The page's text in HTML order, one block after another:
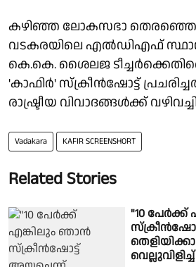
കഴിഞ്ഞ ലോകസഭാ
വടകരയിലെ എൽഡിഎഫ്
കെ.കെ. ശൈലജ
'കാഫിർ' സ്ക്രീൻഷോട്ട്
രാഷ്ട്രീയ വിവാദങ്ങൾക്ക്
Vadakara KAFIR SCREENSHORT
Related Stories
"10